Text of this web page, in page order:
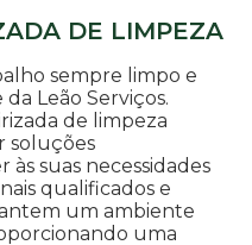
DE LIMPEZA
sempre limpo e
Leão Serviços.
de limpeza
soluções
às suas necessidades
qualificados e
um ambiente
uma